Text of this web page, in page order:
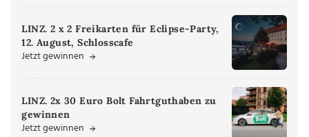
LINZ. 2 x 2 Freikarten für Eclipse-Party,
12. August, Schlosscafe
Jetzt gewinnen
LINZ. 2x 30 Euro Bolt Fahrtguthaben zu
gewinnen
Jetzt gewinnen